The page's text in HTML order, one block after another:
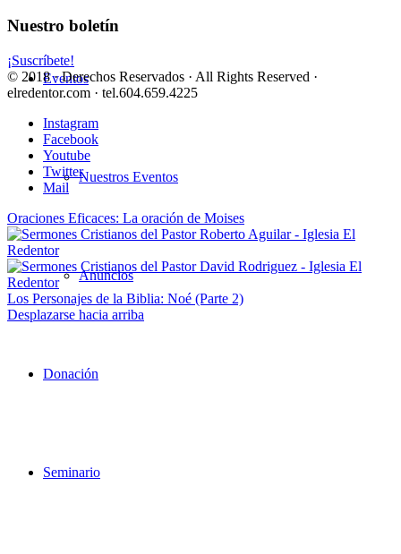
Eventos
Nuestros Eventos
Anuncios
Donación
Seminario
Nuestro boletín
¡Suscríbete!
© 2018 · Derechos Reservados · All Rights Reserved ·
elredentor.com · tel.604.659.4225
Instagram
Facebook
Youtube
Twitter
Mail
Oraciones Eficaces: La oración de Moises
Los Personajes de la Biblia: Noé (Parte 2)
Desplazarse hacia arriba